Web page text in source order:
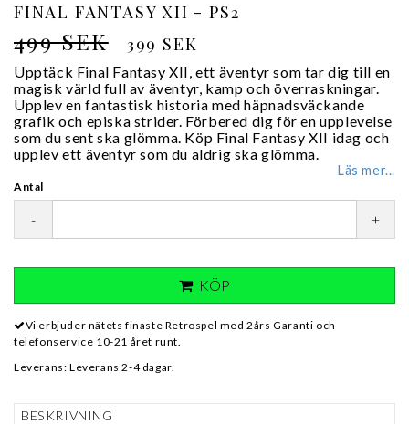
FINAL FANTASY XII - PS2
499 SEK 399 SEK
Upptäck Final Fantasy XII, ett äventyr som tar dig till en
magisk värld full av äventyr, kamp och överraskningar.
Upplev en fantastisk historia med häpnadsväckande
grafik och episka strider. Förbered dig för en upplevelse
som du sent ska glömma. Köp Final Fantasy XII idag och
upplev ett äventyr som du aldrig ska glömma.
Läs mer...
Antal
- +
KÖP
Vi erbjuder nätets finaste Retrospel med 2års Garanti och
telefonservice 10-21 året runt.
Leverans: Leverans 2-4 dagar.
BESKRIVNING